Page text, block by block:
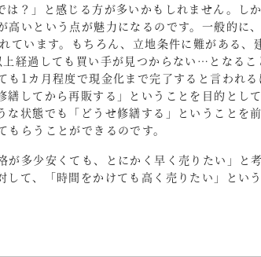
は？」と感じる方が多いかもしれません。し
高いという点が魅力になるのです。一般的に
ています。もちろん、立地条件に難がある、
経過しても買い手が見つからない…となる
1カ月程度で現金化まで完了すると言われ
してから再販する」ということを目的とし
状態でも「どうせ修繕する」ということを
らうことができるのです。
が多少安くても、とにかく早く売りたい」と
て、「時間をかけても高く売りたい」とい